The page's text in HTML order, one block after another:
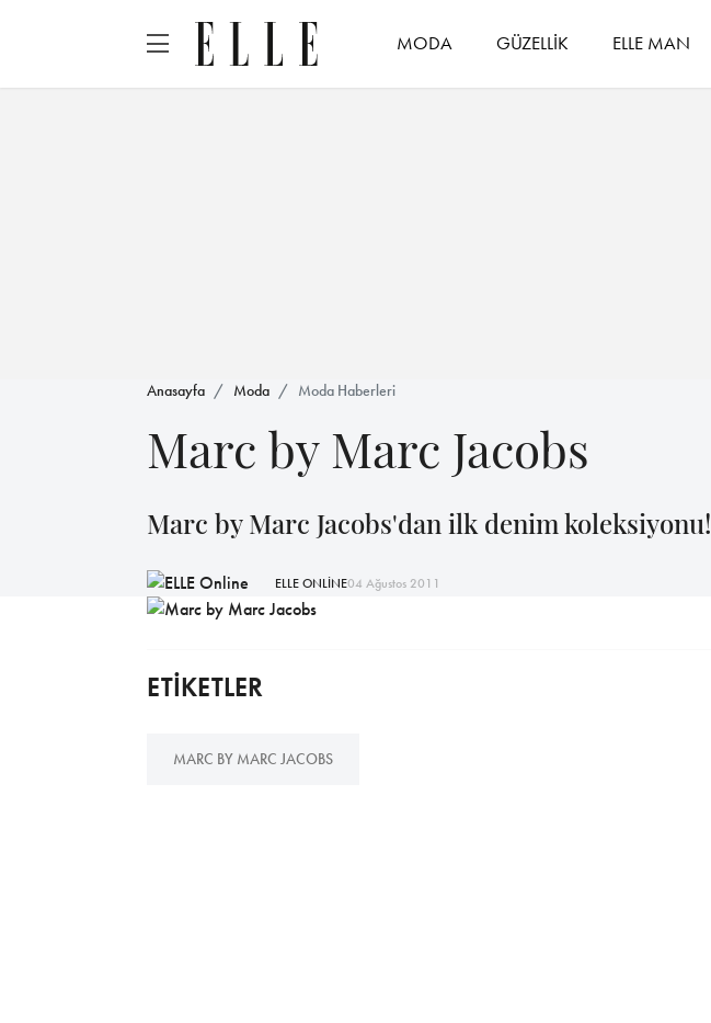
MODA GÜZELLİK ELLE MAN
Anasayfa Moda Moda Haberleri
Marc by Marc Jacobs
Marc by Marc Jacobs'dan ilk denim koleksiyonu!
ELLE ONLİNE04 Ağustos 2011
ETİKETLER
MARC BY MARC JACOBS